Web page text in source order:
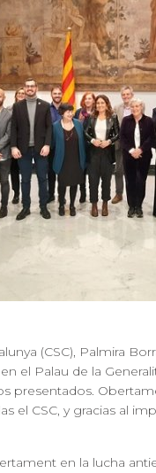
(CSC), Palmira
el Palau de la
el CSC, y gracias al
en la lucha